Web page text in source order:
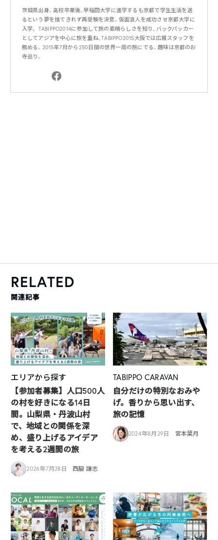
茨城県出身。高校卒業後、早稲田大学に進学するも京都で学生生活を送
るという夢を捨てきれず再受験を決意。仮面浪人を成功させ京都大学に
入学。 TABIPPO2014に参加して旅の素晴らしさを知り、バックパッカー
としてアジアを中心に旅を重ね、TABIPPO2015大阪では広報スタッフを
務める。2015年7月から250日間の世界一周の旅にでる。趣味は京都のお
寺巡り。
RELATED
関連記事
エリアから探す
【参加者募集】人口500人
の村を好きになる14日
間。山梨県・丹波山村
で、地域との関係を深
め、盛り上げるアイデア
を考える2週間の旅
2026年7月28日 西脇 謙志
TABIPPO CARAVAN
自分だけの特別なおみや
げ。香りから思い出す、
旅の記憶
2024年8月29日 宮本葉月